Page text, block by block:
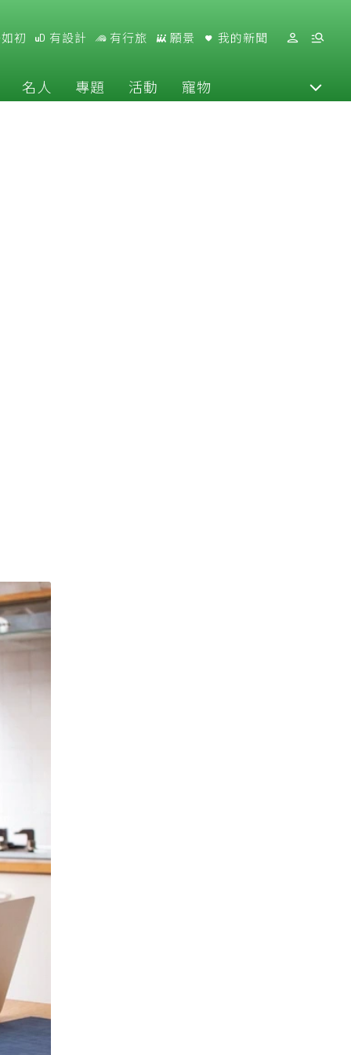
初 有設計 有行旅 願景 我的新聞
名人 專題 活動 寵物